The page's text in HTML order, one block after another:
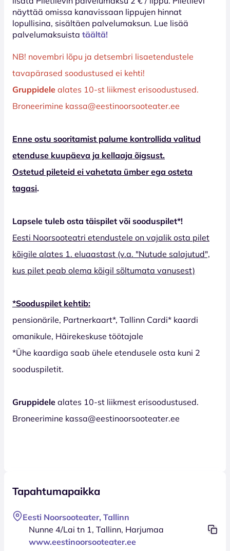
näyttää omissa kanavissaan lippujen hinnat
lopullisina, sisältäen palvelumaksun. Lue lisää
palvelumaksuista täältä!
NB! novembri lõpu ja detsembri lisaetendustele
tavapärased soodustused ei kehti!
Gruppidele alates 10-st liikmest erisoodustused.
Broneerimine kassa@eestinoorsooteater.ee
Enne ostu sooritamist palume kontrollida valitud
etenduse kuupäeva ja kellaaja õigsust.
Ostetud pileteid ei vahetata ümber ega osteta
tagasi.
Lapsele tuleb osta täispilet või sooduspilet*!
Eesti Noorsooteatri etendustele on vajalik osta pilet
kõigile alates 1. eluaastast (v.a. "Nutude salajutud",
kus pilet peab olema kõigil sõltumata vanusest)
*Sooduspilet kehtib:
pensionärile, Partnerkaart*, Tallinn Cardi* kaardi
omanikule, Häirekeskuse töötajale
*Ühe kaardiga saab ühele etendusele osta kuni 2
sooduspiletit.
Gruppidele alates 10-st liikmest erisoodustused.
Broneerimine kassa@eestinoorsooteater.ee
Tapahtumapaikka
Eesti Noorsooteater, Tallinn
Nunne 4/Lai tn 1, Tallinn, Harjumaa
www.eestinoorsooteater.ee